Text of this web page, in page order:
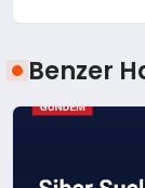
Benzer